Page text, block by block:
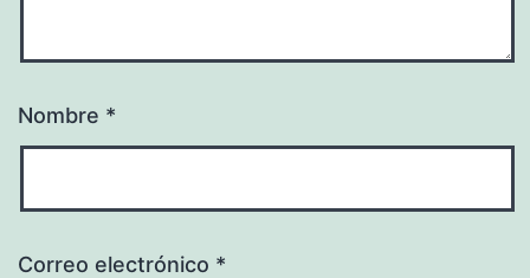
Nombre *
Correo electrónico *